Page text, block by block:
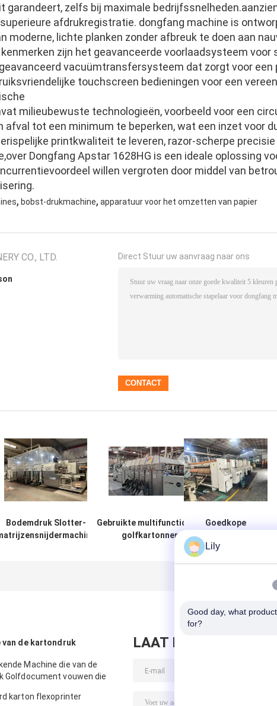
garandeert, zelfs bij maximale
afdrukregistratie. dongfang machine is
moderne, lichte planken zonder afbreuk te doen aan
zijn het geavanceerde voorlaadsysteem voor
vacuümtransfersysteem dat zorgt voor een
touchscreen bedieningen voor een
milieubewuste technologieën, voorbeeld voor een
afval tot een minimum te beperken, wat een inzet voor
printkwaliteit te leveren, razor-scherpe
Dongfang Apstar 1628HG is een ideale oplossing
willen vergroten door middel van
, bobst-drukmachine, apparatuur voor het omzetten van papier
CO., LTD. Direct Stuur uw aanvraag naar ons
Bodemdruk Slotter-
Gebruikte multifunctionele
golfkartonnen
doosvervaardigingsmachine
Goedkope
kartonnen
van de kartondruk
Machine die van de
Golfdocument vouwen die
karton flexoprinter
LAAT BERICHT
Lily
Good day, what
for?